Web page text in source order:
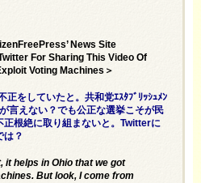
News Site
For Sharing This Video Of
Voting Machines＞
をしていたと。共和党ｴｽﾀﾌﾞﾘｯｼｭﾒﾝ
言えない？でも公正な選挙こそが民
根絶に取り組まないと。Twitterに
は？
it helps in Ohio that we got
But look, I come from